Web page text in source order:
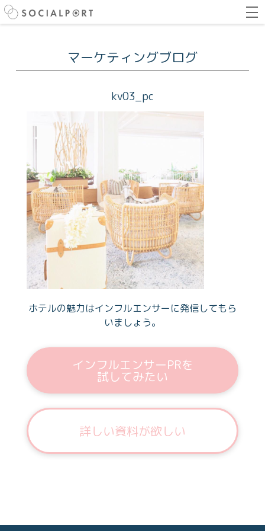
マーケティングブログ
kv03_pc
ホテルの魅力はインフルエンサーに発信してもら
いましょう。
インフルエンサーPRを
試してみたい
詳しい資料が欲しい